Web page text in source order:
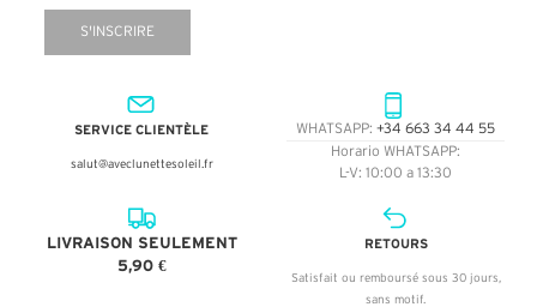
S'INSCRIRE
SERVICE CLIENTÈLE
salut@aveclunettesoleil.fr
WHATSAPP: +34 663 34 44 55
Horario WHATSAPP:
L-V: 10:00 a 13:30
LIVRAISON SEULEMENT
5,90 €
RETOURS
Satisfait ou remboursé sous 30 jours,
sans motif.